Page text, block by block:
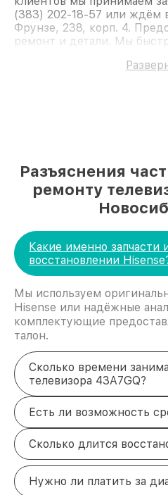
(383) 202-18-57 или ждём
Фрунзе, 238, корп. 4.
ремонт и детали. Мы
Разъяснения
ремонту
Какие именно запчасти
восстановлении
Мы используем
Hisense или надёжные
комплектующие
талон.
Сколько времени
телевизора 43A7GQ?
Есть ли возможность
Сколько длится
Нужно ли платить за